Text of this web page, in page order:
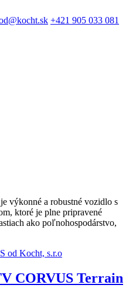
+421 905 033 081
výkonné a robustné vozidlo s
ktoré je plne pripravené
ako poľnohospodárstvo,
CORVUS Terrain